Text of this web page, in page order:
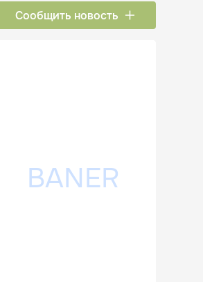
Сообщить новость